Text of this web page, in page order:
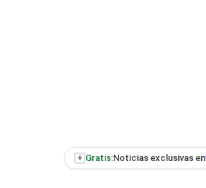
+ Gratis:Noticias exclusivas en